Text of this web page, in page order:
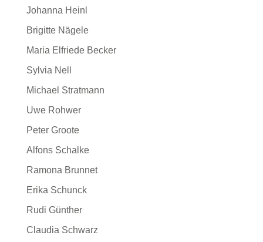
Johanna Heinl
Brigitte Nägele
Maria Elfriede Becker
Sylvia Nell
Michael Stratmann
Uwe Rohwer
Peter Groote
Alfons Schalke
Ramona Brunnet
Erika Schunck
Rudi Günther
Claudia Schwarz